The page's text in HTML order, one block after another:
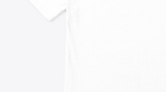
22,99 $US